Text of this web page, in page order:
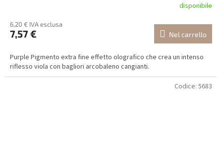
disponibile
6,20 € IVA esclusa
7,57 € Nel carrello
Purple Pigmento extra fine effetto olografico che crea un intenso
riflesso viola con bagliori arcobaleno cangianti.
Codice: 5683